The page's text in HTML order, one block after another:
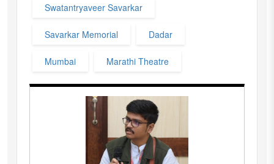
Swatantryaveer Savarkar
Savarkar Memorial Dadar
Mumbai Marathi Theatre